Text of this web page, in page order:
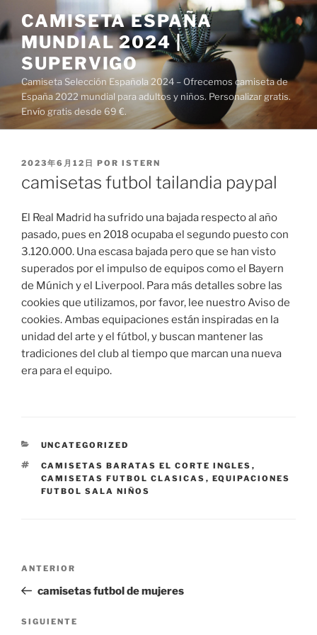
al
contenido
CAMISETA ESPAÑA
MUNDIAL 2024 |
SUPERVIGO
Camiseta Selección Española 2024 – Ofrecemos camiseta de
España 2022 mundial para adultos y niños. Personalizar gratis.
Envío gratis desde 69 €.
PUBLICADO
2023年6月12日 POR ISTERN
camisetas futbol tailandia paypal
El Real Madrid ha sufrido una bajada respecto al año
pasado, pues en 2018 ocupaba el segundo puesto con
3.120.000. Una escasa bajada pero que se han visto
superados por el impulso de equipos como el Bayern
de Múnich y el Liverpool. Para más detalles sobre las
cookies que utilizamos, por favor, lee nuestro Aviso de
cookies. Ambas equipaciones están inspiradas en la
unidad del arte y el fútbol, y buscan mantener las
tradiciones del club al tiempo que marcan una nueva
era para el equipo.
CATEGORÍAS
UNCATEGORIZED
ETIQUETAS
CAMISETAS BARATAS EL CORTE INGLES ,
CAMISETAS FUTBOL CLASICAS , EQUIPACIONES
FUTBOL SALA NIÑOS
entradas
Entrada
anterior:
ANTERIOR
camisetas futbol de mujeres
Siguiente
SIGUIENTE